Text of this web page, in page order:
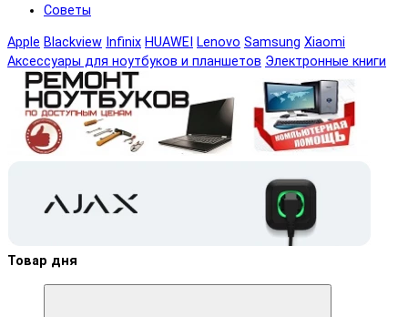
Советы
Apple Blackview Infinix HUAWEI Lenovo Samsung Xiaomi
Аксессуары для ноутбуков и планшетов Электронные книги
Товар дня